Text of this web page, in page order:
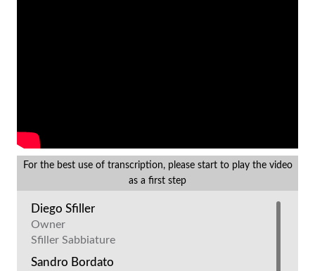
For the best use of transcription, please start to play the video
as a first step
Diego Sfiller
Owner
Sfiller Sabbiature
Sandro Bordato